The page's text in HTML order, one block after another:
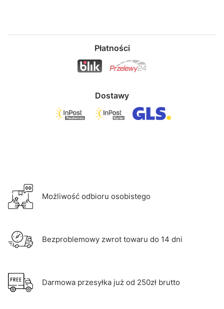
Płatności
Dostawy
Możliwość odbioru osobistego
Bezproblemowy zwrot towaru do 14 dni
Darmowa przesyłka już od 250zł brutto